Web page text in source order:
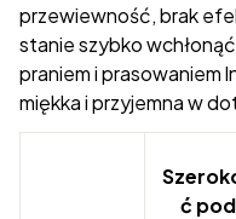
przewiewność, brak
stanie szybko
praniem i prasowaniem
miękka i przyjemna w
ć pod